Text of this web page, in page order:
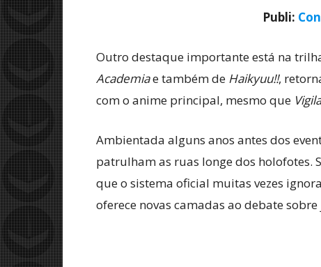
Publi:
Outro destaque importante está na
Academiae também de Haikyuu!!,
com o anime principal, mesmo que
Ambientada alguns anos antes dos
patrulham as ruas longe dos holofotes.
que o sistema oficial muitas vezes
oferece novas camadas ao debate